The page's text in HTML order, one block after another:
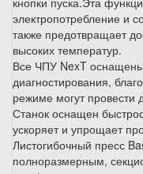
электропотребление и
также предотвращает
высоких температур.
Все ЧПУ NexT
диагностирования,
режиме могут провести
Станок оснащен
ускоряет и упрощает
Листогибочный пресс
полноразмерным,